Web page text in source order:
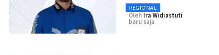
REGIONAL
Oleh Ira Widiastuti
baru saja